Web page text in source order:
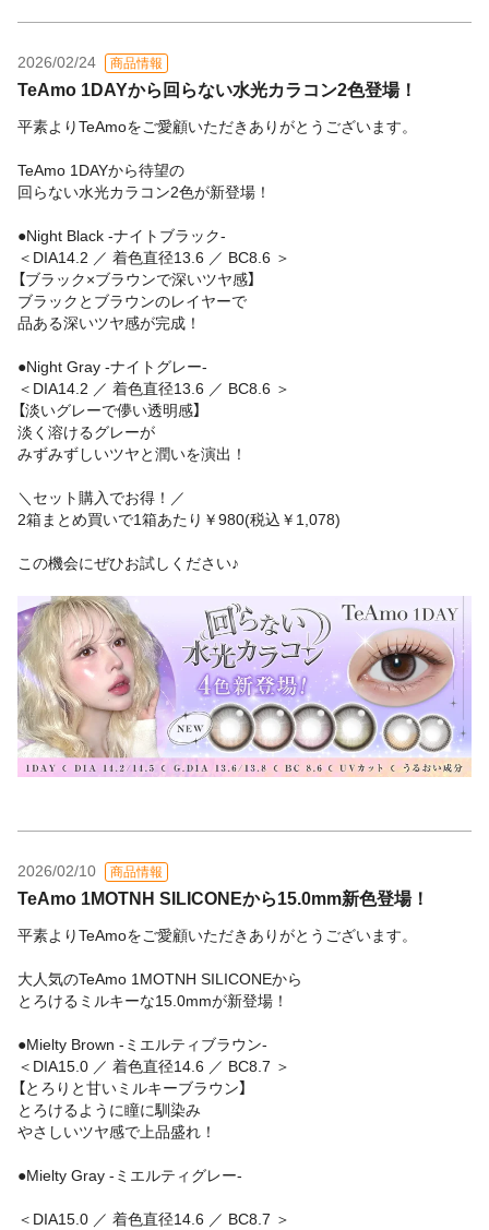
2026/02/24 商品情報
TeAmo 1DAYから回らない水光カラコン2色登場！
平素よりTeAmoをご愛顧いただきありがとうございます。
TeAmo 1DAYから待望の
回らない水光カラコン2色が新登場！
●Night Black -ナイトブラック-
＜DIA14.2 ／ 着色直径13.6 ／ BC8.6 ＞
【ブラック×ブラウンで深いツヤ感】
ブラックとブラウンのレイヤーで
品ある深いツヤ感が完成！
●Night Gray -ナイトグレー-
＜DIA14.2 ／ 着色直径13.6 ／ BC8.6 ＞
【淡いグレーで儚い透明感】
淡く溶けるグレーが
みずみずしいツヤと潤いを演出！
＼セット購入でお得！／
2箱まとめ買いで1箱あたり￥980(税込￥1,078)
この機会にぜひお試しください♪
2026/02/10 商品情報
TeAmo 1MOTNH SILICONEから15.0mm新色登場！
平素よりTeAmoをご愛顧いただきありがとうございます。
大人気のTeAmo 1MOTNH SILICONEから
とろけるミルキーな15.0mmが新登場！
●Mielty Brown -ミエルティブラウン-
＜DIA15.0 ／ 着色直径14.6 ／ BC8.7 ＞
【とろりと甘いミルキーブラウン】
とろけるように瞳に馴染み
やさしいツヤ感で上品盛れ！
●Mielty Gray -ミエルティグレー-
＜DIA15.0 ／ 着色直径14.6 ／ BC8.7 ＞